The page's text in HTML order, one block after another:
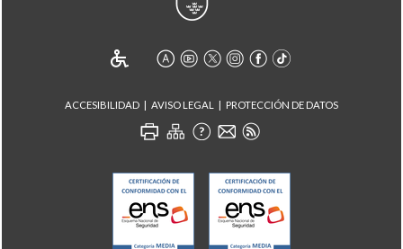
ACCESIBILIDAD AVISO LEGAL PROTECCIÓN DE DATOS